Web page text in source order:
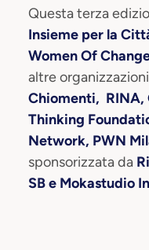
Questa terza
Insieme per la
Women Of
altre
Chiomenti, RINA,
Thinking
Network, PWN
sponsorizzata da
SB e Mokastudio